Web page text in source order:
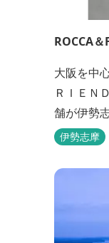
ROCCA＆
大阪を中
ＲＩＥＮ
舗が伊勢
た、伊勢
を味わえ
店舗前の
伊勢志摩